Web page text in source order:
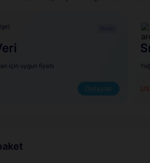
için uygun fiyatlı
Detaylar